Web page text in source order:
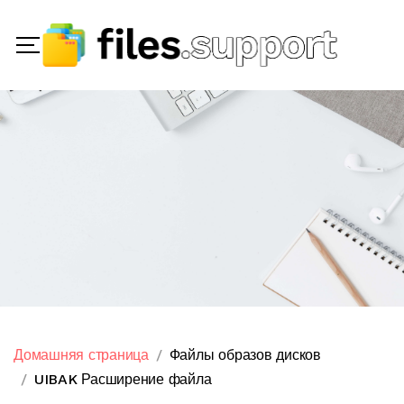
Домашняя страница
Файлы образов дисков
UIBAK Расширение файла